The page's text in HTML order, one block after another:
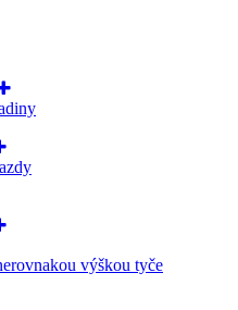
výškou tyče